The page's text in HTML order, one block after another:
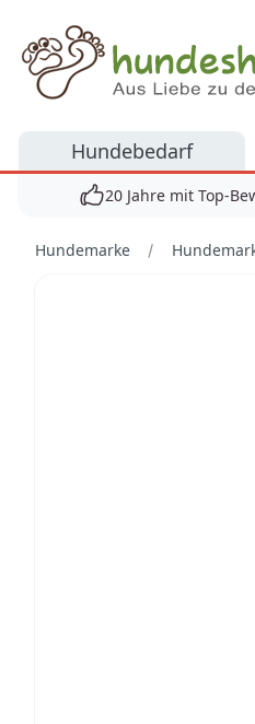
Hundeshop.de
Hundebedarf
20 Jahre mit Top-
Hundemarke